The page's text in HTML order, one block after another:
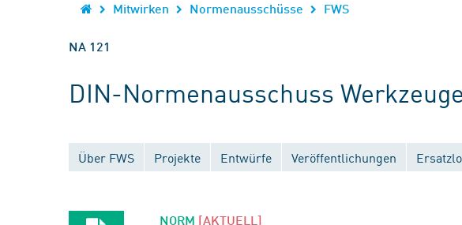
Mitwirken Normenausschüsse FWS
NA 121
DIN-Normenausschuss
Über FWS Projekte Entwürfe Veröffentlichungen
NORM [AKTUELL]